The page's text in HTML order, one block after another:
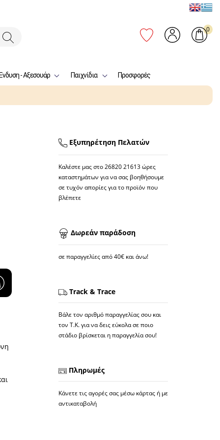
0
- Αξεσουάρ Παιχνίδια Προσφορές
Εξυπηρέτηση Πελατών
Καλέστε μας στο26820 21613ώρες
καταστημάτων για να σας βοηθήσουμε
σε τυχόν απορίες για το προϊόν που
βλέπετε
Δωρεάν παράδοση
σε παραγγελίες από 40€ και άνω!
Track & Trace
Βάλε τον αριθμό παραγγελίας σου και
τον Τ.Κ. για να δεις εύκολα σε ποιο
στάδιο βρίσκεται η παραγγελία σου!
Πληρωμές
Κάνετε τις αγορές σας μέσω κάρτας ή με
αντικαταβολή